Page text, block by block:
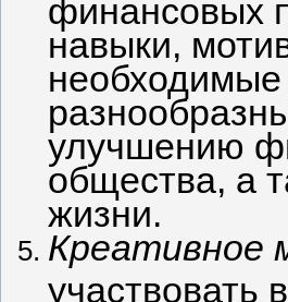
финансовых
навыки,
улучшению
общества, а
жизни.
Креативное
участвовать